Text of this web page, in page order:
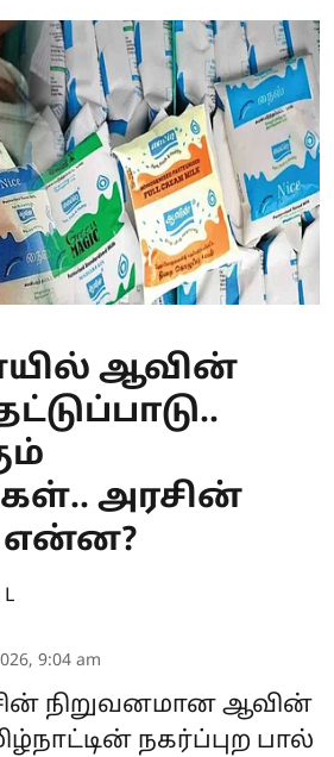
ஆவின்
அரசின்
என்ன?
L
9:04 am
நிறுவனமான ஆவின்
நகர்ப்புற பால்